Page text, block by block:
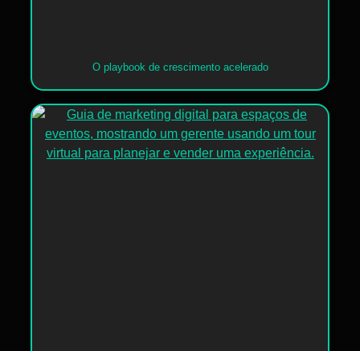
O playbook de crescimento acelerado